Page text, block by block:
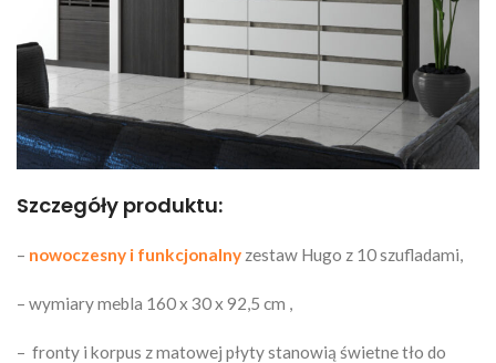
Szczegóły produktu:
– nowoczesny i funkcjonalny zestaw Hugo z 10 szufladami,
– wymiary mebla 160 x 30 x 92,5 cm ,
– fronty i korpus z matowej płyty stanowią świetne tło do